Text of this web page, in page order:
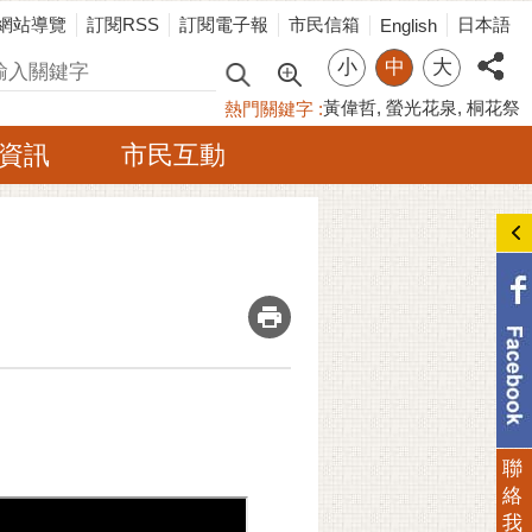
站導覽 訂閱RSS 訂閱電子報 市民信箱 English 日本語
小 中 大
熱門關鍵字 黃偉哲 螢光花泉 桐花祭
訊 市民互動
_
聯
絡
我